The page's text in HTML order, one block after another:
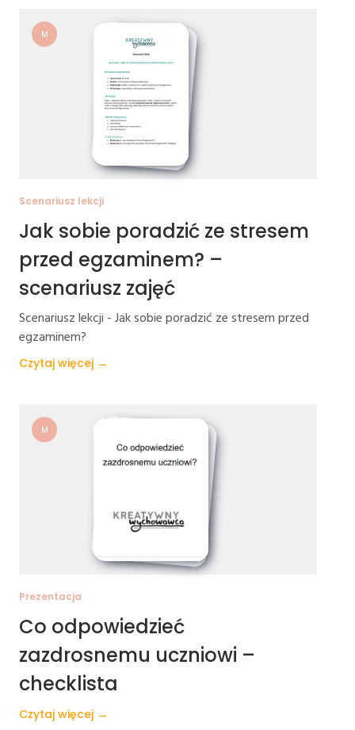
M
Scenariusz lekcji
Jak sobie poradzić ze stresem
przed egzaminem? –
scenariusz zajęć
Scenariusz lekcji - Jak sobie poradzić ze stresem przed
egzaminem?
Czytaj więcej →
M
Prezentacja
Co odpowiedzieć
zazdrosnemu uczniowi –
checklista
Czytaj więcej →